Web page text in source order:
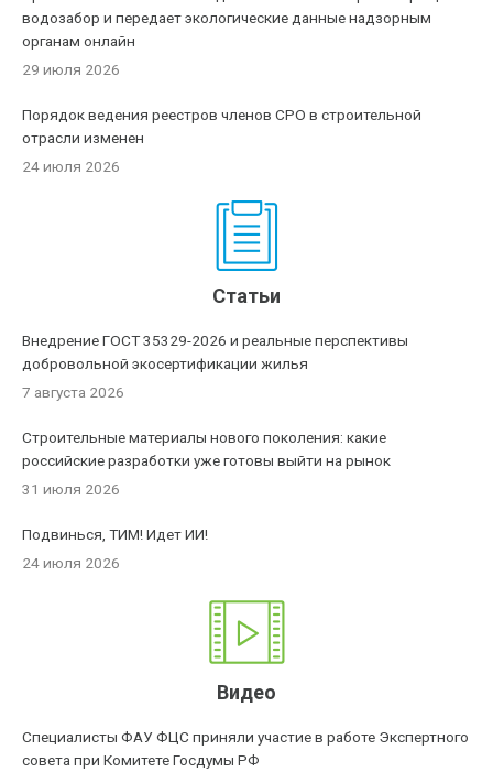
водозабор и передает экологические данные надзорным
органам онлайн
29 июля 2026
Порядок ведения реестров членов СРО в строительной
отрасли изменен
24 июля 2026
Статьи
Внедрение ГОСТ 35329-2026 и реальные перспективы
добровольной экосертификации жилья
7 августа 2026
Строительные материалы нового поколения: какие
российские разработки уже готовы выйти на рынок
31 июля 2026
Подвинься, ТИМ! Идет ИИ!
24 июля 2026
Видео
Специалисты ФАУ ФЦС приняли участие в работе Экспертного
совета при Комитете Госдумы РФ